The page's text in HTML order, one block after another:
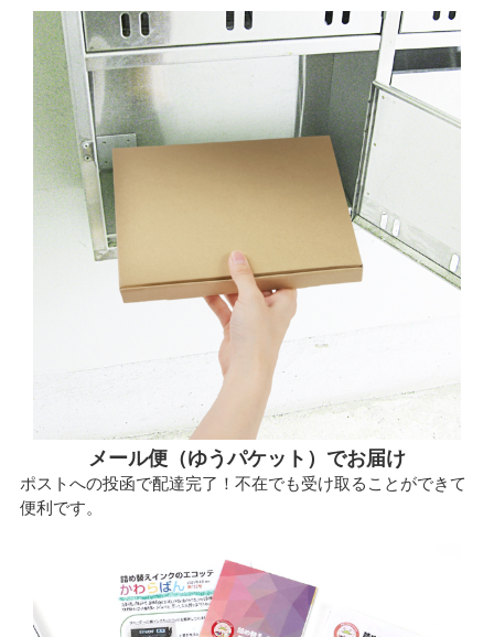
メール便（ゆうパケット）でお届け
ポストへの投函で配達完了！不在でも受け取ることができて
便利です。